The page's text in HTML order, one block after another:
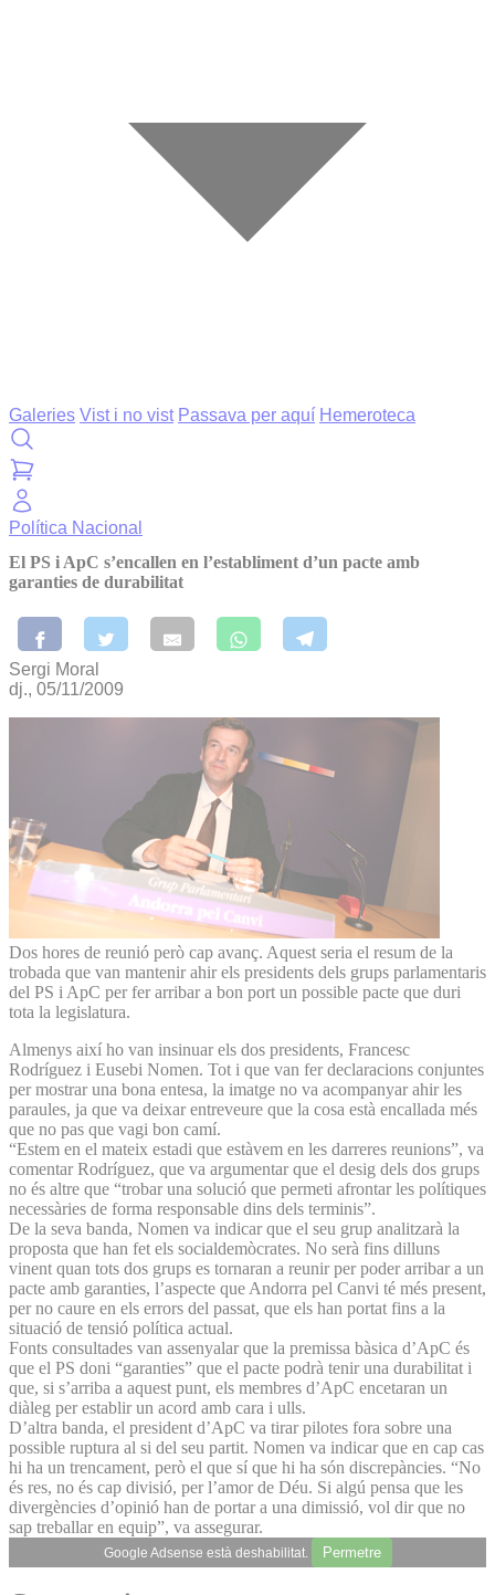
Galeries Vist i no vist Passava per aquí Hemeroteca
Política Nacional
El PS i ApC s’encallen en l’establiment d’un pacte amb
garanties de durabilitat
Sergi Moral
dj., 05/11/2009
Dos hores de reunió però cap avanç. Aquest seria el resum de la
trobada que van mantenir ahir els presidents dels grups parlamentaris
del PS i ApC per fer arribar a bon port un possible pacte que duri
tota la legislatura.
Almenys així ho van insinuar els dos presidents, Francesc
Rodríguez i Eusebi Nomen. Tot i que van fer declaracions conjuntes
per mostrar una bona entesa, la imatge no va acompanyar ahir les
paraules, ja que va deixar entreveure que la cosa està encallada més
que no pas que vagi bon camí.
“Estem en el mateix estadi que estàvem en les darreres reunions”, va
comentar Rodríguez, que va argumentar que el desig dels dos grups
no és altre que “trobar una solució que permeti afrontar les polítiques
necessàries de forma responsable dins dels terminis”.
De la seva banda, Nomen va indicar que el seu grup analitzarà la
proposta que han fet els socialdemòcrates. No serà fins dilluns
vinent quan tots dos grups es tornaran a reunir per poder arribar a un
pacte amb garanties, l’aspecte que Andorra pel Canvi té més present,
per no caure en els errors del passat, que els han portat fins a la
situació de tensió política actual.
Fonts consultades van assenyalar que la premissa bàsica d’ApC és
que el PS doni “garanties” que el pacte podrà tenir una durabilitat i
que, si s’arriba a aquest punt, els membres d’ApC encetaran un
diàleg per establir un acord amb cara i ulls.
D’altra banda, el president d’ApC va tirar pilotes fora sobre una
possible ruptura al si del seu partit. Nomen va indicar que en cap cas
hi ha un trencament, però el que sí que hi ha són discrepàncies. “No
és res, no és cap divisió, per l’amor de Déu. Si algú pensa que les
divergències d’opinió han de portar a una dimissió, vol dir que no
sap treballar en equip”, va assegurar.
Google Adsense està deshabilitat. Permetre